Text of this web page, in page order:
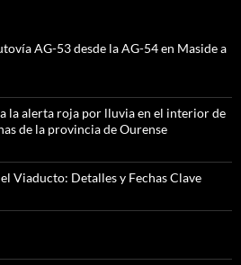
AG-53 desde la AG-54 en Maside a
la alerta roja por lluvia en el interior de
de la provincia de Ourense
Viaducto: Detalles y Fechas Clave